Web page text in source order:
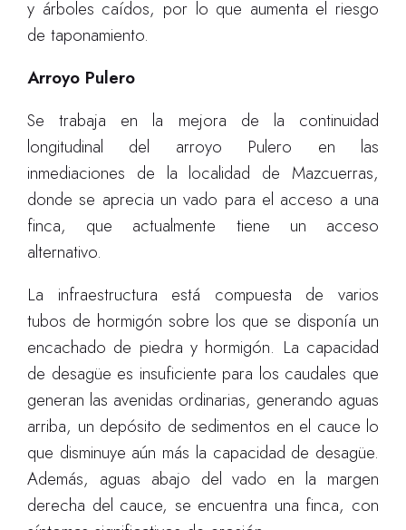
y árboles caídos, por lo que aumenta el riesgo
de taponamiento.
Arroyo Pulero
Se trabaja en la mejora de la continuidad
longitudinal del arroyo Pulero en las
inmediaciones de la localidad de Mazcuerras,
donde se aprecia un vado para el acceso a una
finca, que actualmente tiene un acceso
alternativo.
La infraestructura está compuesta de varios
tubos de hormigón sobre los que se disponía un
encachado de piedra y hormigón. La capacidad
de desagüe es insuficiente para los caudales que
generan las avenidas ordinarias, generando aguas
arriba, un depósito de sedimentos en el cauce lo
que disminuye aún más la capacidad de desagüe.
Además, aguas abajo del vado en la margen
derecha del cauce, se encuentra una finca, con